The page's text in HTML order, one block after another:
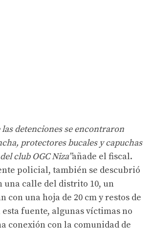
las detenciones se encontraron
protectores bucales y capuchas
club OGC Niza”añade el fiscal.
policial, también se descubrió
una calle del distrito 10, un
con una hoja de 20 cm y restos de
esta fuente, algunas víctimas no
conexión con la comunidad de